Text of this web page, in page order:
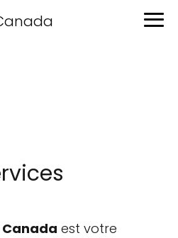
Canada est votre